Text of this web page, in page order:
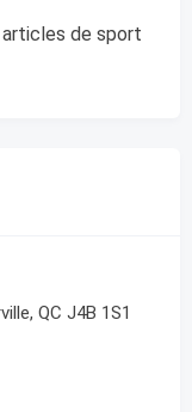
de sport
QC J4B 1S1